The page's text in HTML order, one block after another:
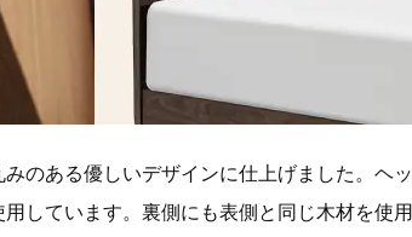
のある優しいデザインに仕上げました。ヘ
しています。裏側にも表側と同じ木材を使